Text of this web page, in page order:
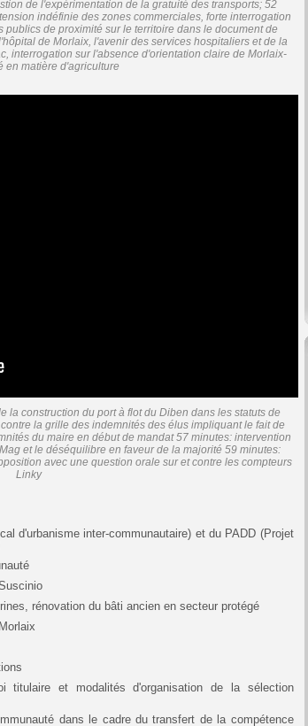
de l'expérimentation de la gratuité des transports; 52
indéfinie des zones commerciales, forte interrogation
de proximité sur le territoire dans le document de
de Morlaix, l'avenir des services hospitaliers et de la
interrogation sur l'absence d'orientation claire de Morlaix-
en matière d'agriculture
la construction du port à flot du Diben dans les statuts de
la grille des indemnités des élus impliquant le fait de
du maire en début de mandat 57 minutes: intervention
et le déséquilibre en faveur de la majorité 59 minutes:
avec une question orale sur et contre les compteurs
Linky
d'urbanisme inter-communautaire) et du PADD (Projet
rénovation du bâti ancien en secteur protégé
titulaire et modalités d'organisation de la sélection
dans le cadre du transfert de la compétence